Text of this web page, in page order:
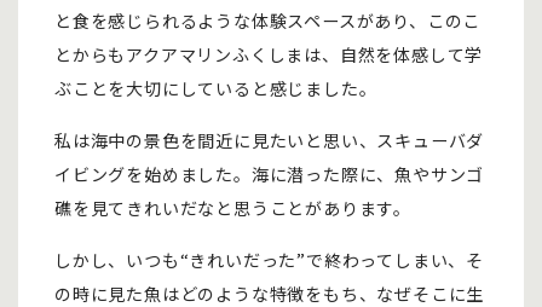
と食を感じられるような体験スペースがあり、このこ
とからもアクアマリンふくしまは、自然を体感して学
ぶことを大切にしていると感じました。
私は海中の景色を間近に見たいと思い、スキューバダ
イビングを始めました。海に潜った際に、魚やサンゴ
礁を見てきれいだなと思うことがあります。
しかし、いつも“きれいだった”で終わってしまい、そ
の時に見た魚はどのような特徴をもち、なぜそこに生